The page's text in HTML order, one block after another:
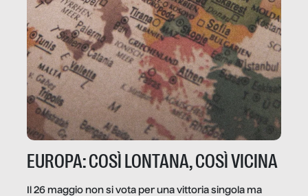
EUROPA: COSÌ LONTANA, COSÌ VICINA
Il 26 maggio non si vota per una vittoria singola ma